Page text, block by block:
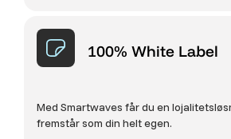
100% White Label
Med Smartwaves får du en
fremstår som din helt egen.